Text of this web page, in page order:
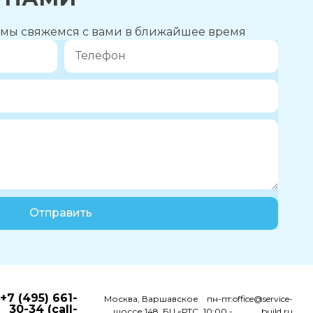
мы свяжемся с вами в ближайшее время
Отправить
+7 (495) 661-
30-34 (call-
Москва, Варшавское
пн-пт:office@service-